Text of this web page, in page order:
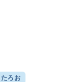
たろお